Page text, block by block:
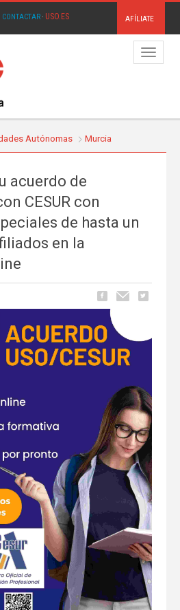
CONTACTAR· USO.ES AFÍLIATE
Menú
Autónomas Murcia
acuerdo de
CESUR con
de hasta un
en la